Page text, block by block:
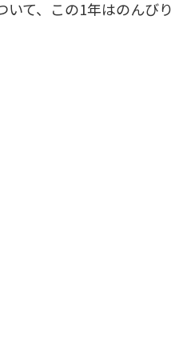
て、この1年はのんびり